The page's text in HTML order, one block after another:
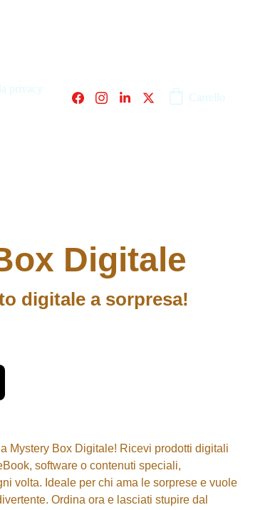
privacy
Carrello
Digitale
digitale a sorpresa!
Mystery Box Digitale! Ricevi prodotti digitali
software o contenuti speciali,
volta. Ideale per chi ama le sorprese e vuole
Ordina ora e lasciati stupire dal